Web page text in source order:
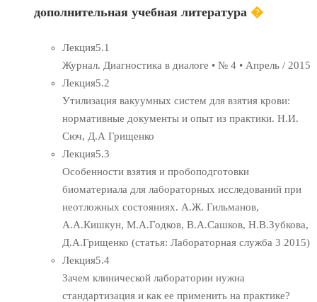
дополнительная учебная литература �
Лекция5.1
Журнал. Диагностика в диалоге • № 4 • Апрель / 2015
Лекция5.2
Утилизация вакуумных систем для взятия крови:
нормативные документы и опыт из практики. Н.И.
Сюч, Д.А Грищенко
Лекция5.3
Особенности взятия и пробоподготовки
биоматериала для лабораторных исследований при
неотложных состояниях. А.Ж. Гильманов,
А.А.Кишкун, М.А.Годков, В.А.Сашков, Н.В.Зубкова,
Д.А.Грищенко (статья: Лабораторная служба 3 2015)
Лекция5.4
Зачем клинической лаборатории нужна
стандартизация и как ее применить на практике?